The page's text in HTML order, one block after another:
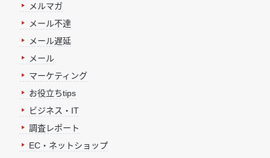
メルマガ
メール不達
メール遅延
メール
マーケティング
お役立ちtips
ビジネス・IT
調査レポート
EC・ネットショップ